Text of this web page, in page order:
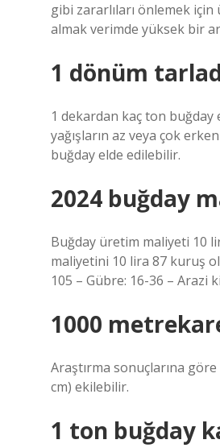
gibi zararlıları önlemek
almak verimde yüksek bir
1 dönüm
1 dekardan kaç ton buğday
yağışların az veya çok
buğday elde edilebilir.
2024 buğday
Buğday üretim maliyeti 10
maliyetini 10 lira 87 kuruş
105 – Gübre: 16-36 – Arazi
1000
Araştırma sonuçlarına
cm) ekilebilir.
1 ton buğday